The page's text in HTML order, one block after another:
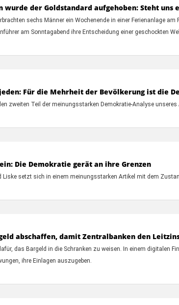
wurde der Goldstandard aufgehoben: Steht
sechs Männer ein Wochenende in einer Ferienanlage
am Sonntagabend ihre Entscheidung einer geschockten
jeden: Für die Mehrheit der Bevölkerung ist die
zweiten Teil der meinungsstarken Demokratie-Analyse unseres
Die Demokratie gerät an ihre Grenzen
Liske setzt sich in einem meinungsstarken Artikel mit dem
abschaffen, damit Zentralbanken den
das Bargeld in die Schranken zu weisen. In einem digitalen
ihre Einlagen auszugeben.